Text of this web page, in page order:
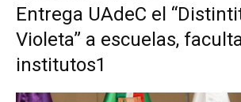
Entrega UAdeC el
Violeta” a escuelas,
institutos1